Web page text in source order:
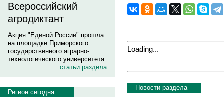
Всероссийский
агродиктант
Акция "Единой России" прошла
на площадке Приморского
государственного аграрно-
технологического университета
статьи раздела
Регион сегодня
Loading...
Новости раздела